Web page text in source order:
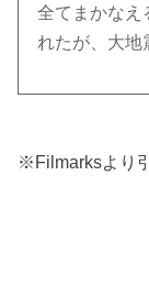
全てまかなえ
れたが、大地
※Filmarksより